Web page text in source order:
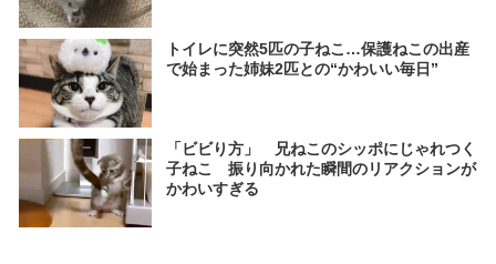
トイレに突然5匹の子ねこ…保護ねこの出産
で始まった姉妹2匹との“かわいい毎日”
「ビビり方」 兄ねこのシッポにじゃれつく
子ねこ 振り向かれた瞬間のリアクションが
かわいすぎる